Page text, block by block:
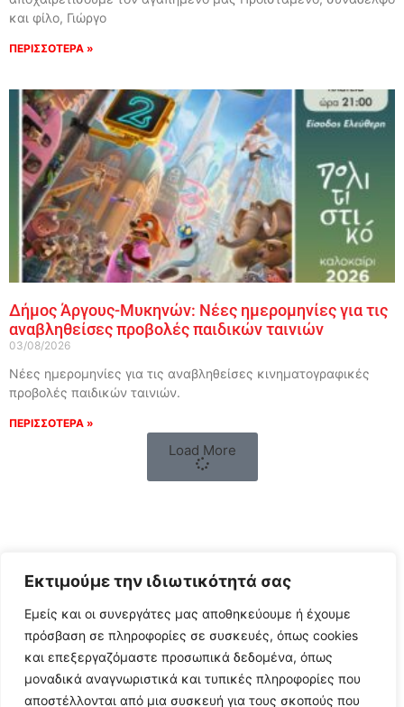
Εκτιμούμε την ιδιωτικότητά σας
Εμείς και οι συνεργάτες μας αποθηκεύουμε ή έχουμε
πρόσβαση σε πληροφορίες σε συσκευές, όπως cookies
και επεξεργαζόμαστε προσωπικά δεδομένα, όπως
μοναδικά αναγνωριστικά και τυπικές πληροφορίες που
αποστέλλονται από μια συσκευή για τους σκοπούς που
και φίλο, Γιώργο
ΠΕΡΙΣΣΟΤΕΡΑ »
Δήμος Άργους-Μυκηνών: Νέες ημερομηνίες για τις
αναβληθείσες προβολές παιδικών ταινιών
03/08/2026
Νέες ημερομηνίες για τις αναβληθείσες κινηματογραφικές
προβολές παιδικών ταινιών.
ΠΕΡΙΣΣΟΤΕΡΑ »
Load More
Follow Us